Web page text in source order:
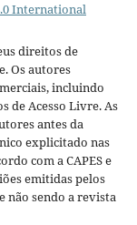
International
direitos de
Os autores
incluindo
de Acesso Livre. As
antes da
explicitado nas
com a CAPES e
emitidas pelos
não sendo a revista